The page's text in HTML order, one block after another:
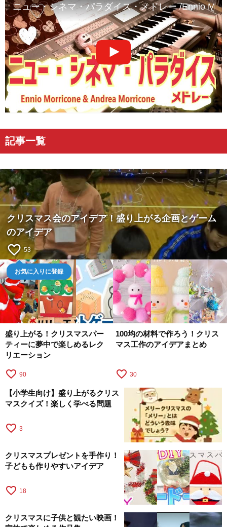
ニュー・シネマ・パラダイス・メドレー /Ennio
記事一覧
クリスマス会のアイデア！盛り上がる企画とゲーム
のアイデア
favorite_border 53
お気に入りに登録
盛り上がる！クリスマスパー
ティーに夢中で楽しめるレク
リエーション
favorite_border 90
100均の材料で作ろう！クリス
マス工作のアイデアまとめ
favorite_border 30
【小学生向け】盛り上がるクリス
マスクイズ！楽しく学べる問題
favorite_border 3
クリスマスプレゼントを手作り！
子どもも作りやすいアイデア
favorite_border 18
クリスマスに子供と観たい映画！